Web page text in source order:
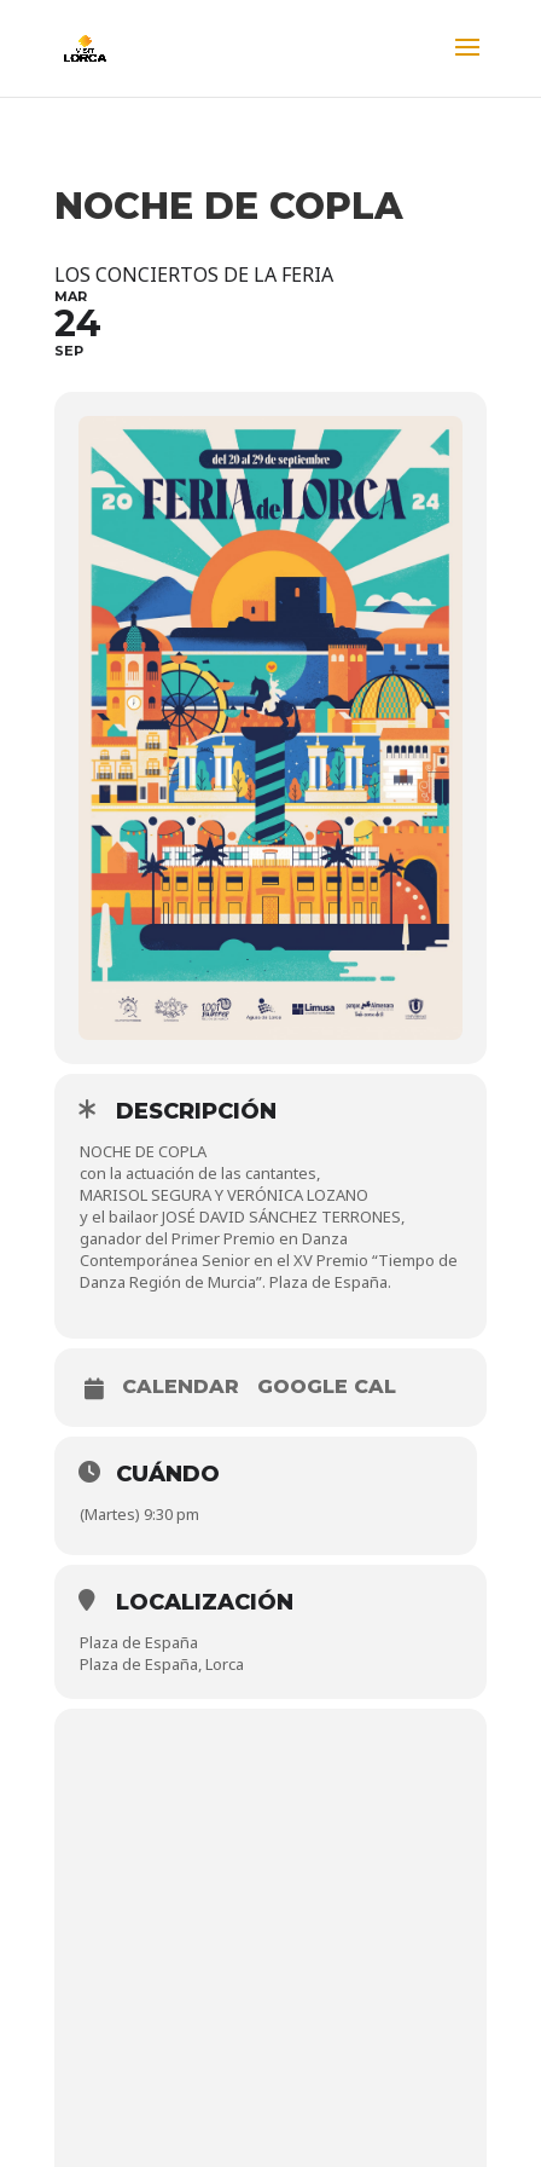
NOCHE DE COPLA
LOS CONCIERTOS DE LA FERIA
MAR
24
SEP
DESCRIPCIÓN
NOCHE DE COPLA
con la actuación de las cantantes,
MARISOL SEGURA Y VERÓNICA LOZANO
y el bailaor JOSÉ DAVID SÁNCHEZ TERRONES,
ganador del Primer Premio en Danza
Contemporánea Senior en el XV Premio “Tiempo de
Danza Región de Murcia”. Plaza de España.
CALENDAR GOOGLE CAL
CUÁNDO
(Martes) 9:30 pm
LOCALIZACIÓN
Plaza de España
Plaza de España, Lorca